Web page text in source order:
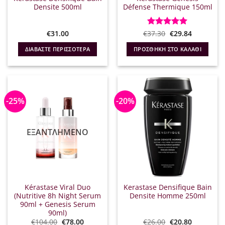
Densite 500ml
€31.00
ΔΙΑΒΆΣΤΕ ΠΕΡΙΣΣΌΤΕΡΑ
Défense Thermique 150ml
Βαθμολογήθηκε
με5από 5
€37.30 Original
price
was:
€37.30.
€29.84Η
τρέχουσα
τιμή
είναι:
€29.84.
ΠΡΟΣΘΉΚΗ ΣΤΟ ΚΑΛΆΘΙ
-25%
ΕΞΑΝΤΛΗΜΈΝΟ
Kérastase Viral Duo
(Nutritive 8h Night Serum
90ml + Genesis Serum
90ml)
€104.00 Original
€78.00Η
-20%
Kerastase Densifique Bain
Densite Homme 250ml
€26.00 Original
€20.80Η